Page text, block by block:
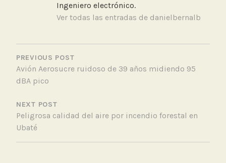
a
v
i
n
Ingeniero electrónico.
Ver todas las entradas de danielbernalb
NAVEGACIÓN
DE
ENTRADAS
PREVIOUS POST
Avión Aerosucre ruidoso de 39 años midiendo 95
dBA pico
NEXT POST
Peligrosa calidad del aire por incendio forestal en
Ubaté